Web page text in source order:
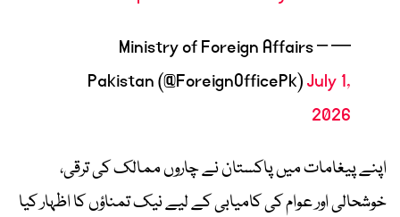
— Ministry of Foreign Affairs –
Pakistan (@ForeignOfficePk)July 1,
2026
اپنے پیغامات میں پاکستان نے چاروں ممالک کی ترقی،
خوشحالی اور عوام کی کامیابی کے لیے نیک تمناؤں کا اظہار کیا